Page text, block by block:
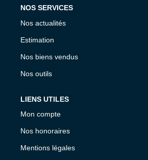
NOS SERVICES
Nos actualités
Estimation
Nos biens vendus
Nos outils
LIENS UTILES
Mon compte
Nos honoraires
Mentions légales